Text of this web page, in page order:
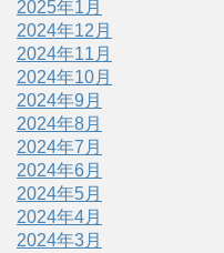
2025年1月
2024年12月
2024年11月
2024年10月
2024年9月
2024年8月
2024年7月
2024年6月
2024年5月
2024年4月
2024年3月